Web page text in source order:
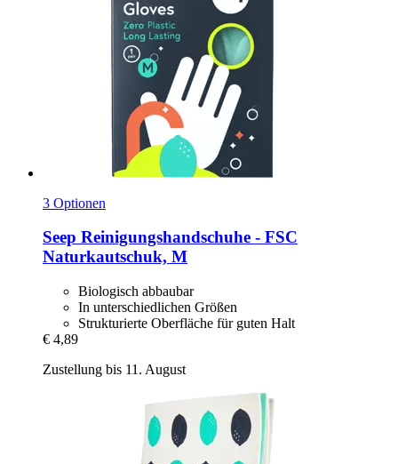
3 Optionen
Seep Reinigungshandschuhe -​ FSC
Naturkautschuk, M
Biologisch abbaubar
In unterschiedlichen Größen
Strukturierte Oberfläche für guten Halt
€ 4,89
Zustellung bis 11. August